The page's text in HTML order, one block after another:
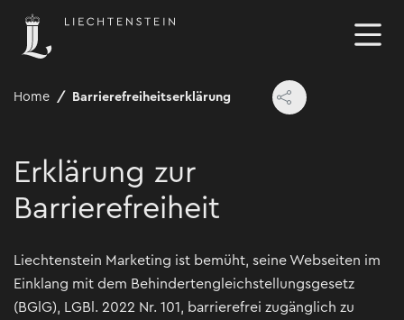
Home Barrierefreiheitserklärung
Erklärung zur
Barrierefreiheit
Liechtenstein Marketing ist bemüht, seine Webseiten im
Einklang mit dem Behindertengleichstellungsgesetz
(BGlG), LGBl. 2022 Nr. 101, barrierefrei zugänglich zu